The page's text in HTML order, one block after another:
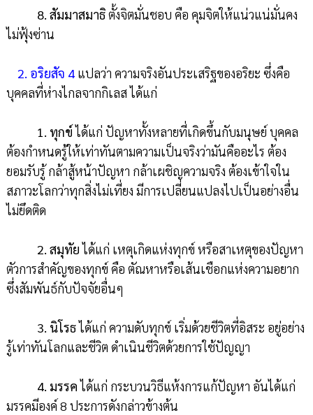
8. สัมมาสมาธิตั้งจิตมั่นชอบ คือ คุมจิตให้แน่วแน่มั่นคง
ไม่ฟุ้งซ่าน
2. อริยสัจ 4แปลว่า ความจริงอันประเสริฐของอริยะ ซึ่งคือ
บุคคลที่ห่างไกลจากกิเลส ได้แก่
1. ทุกข์ได้แก่ ปัญหาทั้งหลายที่เกิดขึ้นกับมนุษย์ บุคคล
ต้องกำหนดรู้ให้เท่าทันตามความเป็นจริงว่ามันคืออะไร ต้อง
ยอมรับรู้ กล้าสู้หน้าปัญหา กล้าเผชิญความจริง ต้องเข้าใจใน
สภาวะโลกว่าทุกสิ่งไม่เที่ยง มีการเปลี่ยนแปลงไปเป็นอย่างอื่น
ไม่ยึดติด
2. สมุทัยได้แก่ เหตุเกิดแห่งทุกข์ หรือสาเหตุของปัญหา
ตัวการสำคัญของทุกข์ คือ ตัณหาหรือเส้นเชือกแห่งความอยาก
ซึ่งสัมพันธ์กับปัจจัยอื่นๆ
3. นิโรธได้แก่ ความดับทุกข์ เริ่มด้วยชีวิตที่อิสระ อยู่อย่าง
รู้เท่าทันโลกและชีวิต ดำเนินชีวิตด้วยการใช้ปัญญา
4. มรรคได้แก่ กระบวนวิธีแห้งการแก้ปัญหา อันได้แก่
มรรคมีองค์ 8 ประการดังกล่าวข้างต้น